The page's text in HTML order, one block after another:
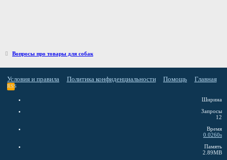
Вопросы про товары для собак
Условия и правила Политика конфиденциальности Помощь Главная
RSS
Ширина
Запросы
12
Время
0.0260s
Память
2.89MB